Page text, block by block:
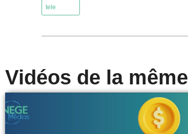
tele
Vidéos de la même